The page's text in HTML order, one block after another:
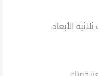
الأبعاد.